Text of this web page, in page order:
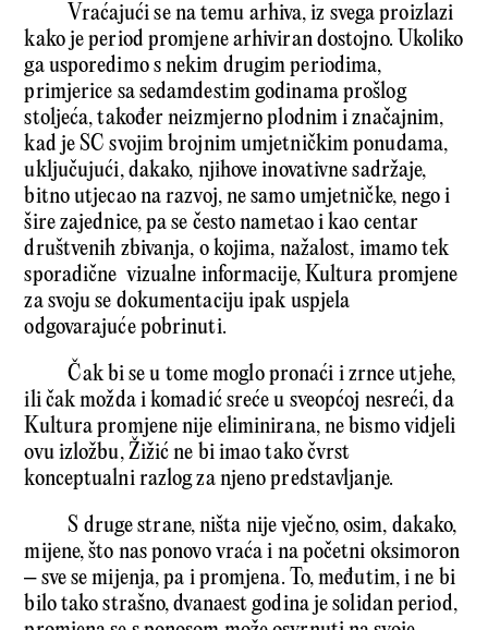
Vraćajući se na temu arhiva, iz svega proizlazi
kako je period promjene arhiviran dostojno. Ukoliko
ga usporedimo s nekim drugim periodima,
primjerice sa sedamdestim godinama prošlog
stoljeća, također neizmjerno plodnim i značajnim,
kad je SC svojim brojnim umjetničkim ponudama,
uključujući, dakako, njihove inovativne sadržaje,
bitno utjecao na razvoj, ne samo umjetničke, nego i
šire zajednice, pa se često nametao i kao centar
društvenih zbivanja, o kojima, nažalost, imamo tek
sporadične vizualne informacije, Kultura promjene
za svoju se dokumentaciju ipak uspjela
odgovarajuće pobrinuti.
Čak bi se u tome moglo pronaći i zrnce utjehe,
ili čak možda i komadić sreće u sveopćoj nesreći, da
Kultura promjene nije eliminirana, ne bismo vidjeli
ovu izložbu, Žižić ne bi imao tako čvrst
konceptualni razlog za njeno predstavljanje.
S druge strane, ništa nije vječno, osim, dakako,
mijene, što nas ponovo vraća i na početni oksimoron
– sve se mijenja, pa i promjena. To, međutim, i ne bi
bilo tako strašno, dvanaest godina je solidan period,